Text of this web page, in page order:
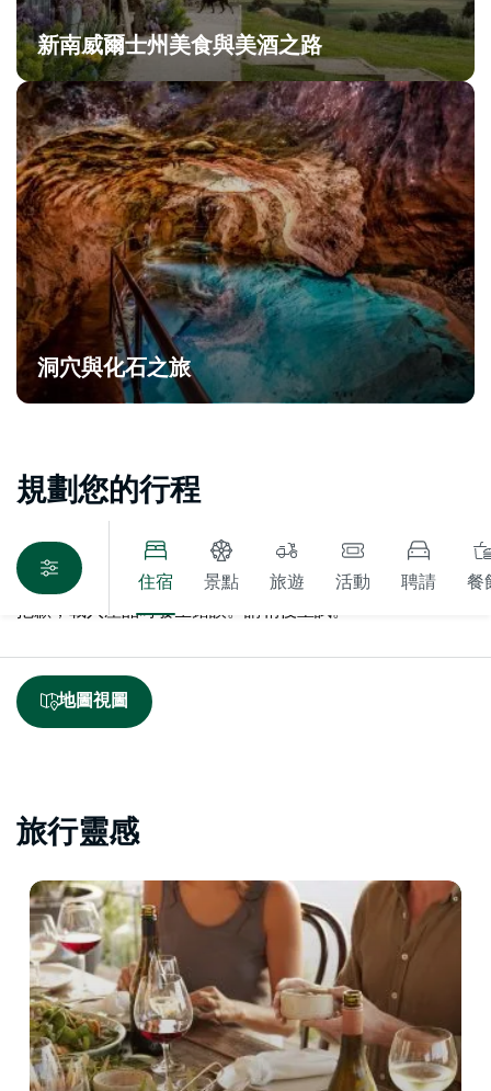
新南威爾士州美食與美酒之路
洞穴與化石之旅
規劃您的行程
住宿 景點 旅遊 活動 聘請 餐
抱歉，載入產品時發生錯誤。請稍後重試。
地圖視圖
旅行靈感